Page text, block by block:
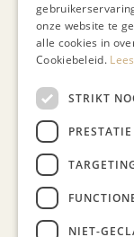
onze website te
alle cookies in
Cookiebeleid.
STRIKT
PRESTATIE
NIET-